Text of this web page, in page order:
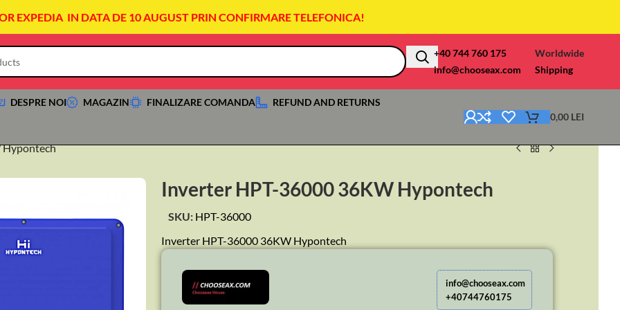
EXPEDIA IN DATA DE 10 AUGUST PRIN CONFIRMARE TELEFONICA!
+40 744 760 175
info@chooseax.com
Worldwide
Shipping
DESPRE NOI MAGAZIN FINALIZARE COMANDA REFUND AND RETURNS
0,00 LEI
Hypontech
Inverter HPT-36000 36KW Hypontech
SKU: HPT-36000
Inverter HPT-36000 36KW Hypontech
info@chooseax.com
+40744760175